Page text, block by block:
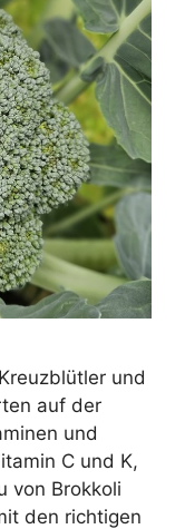
und
auf der
und
C und K,
von Brokkoli
den richtigen